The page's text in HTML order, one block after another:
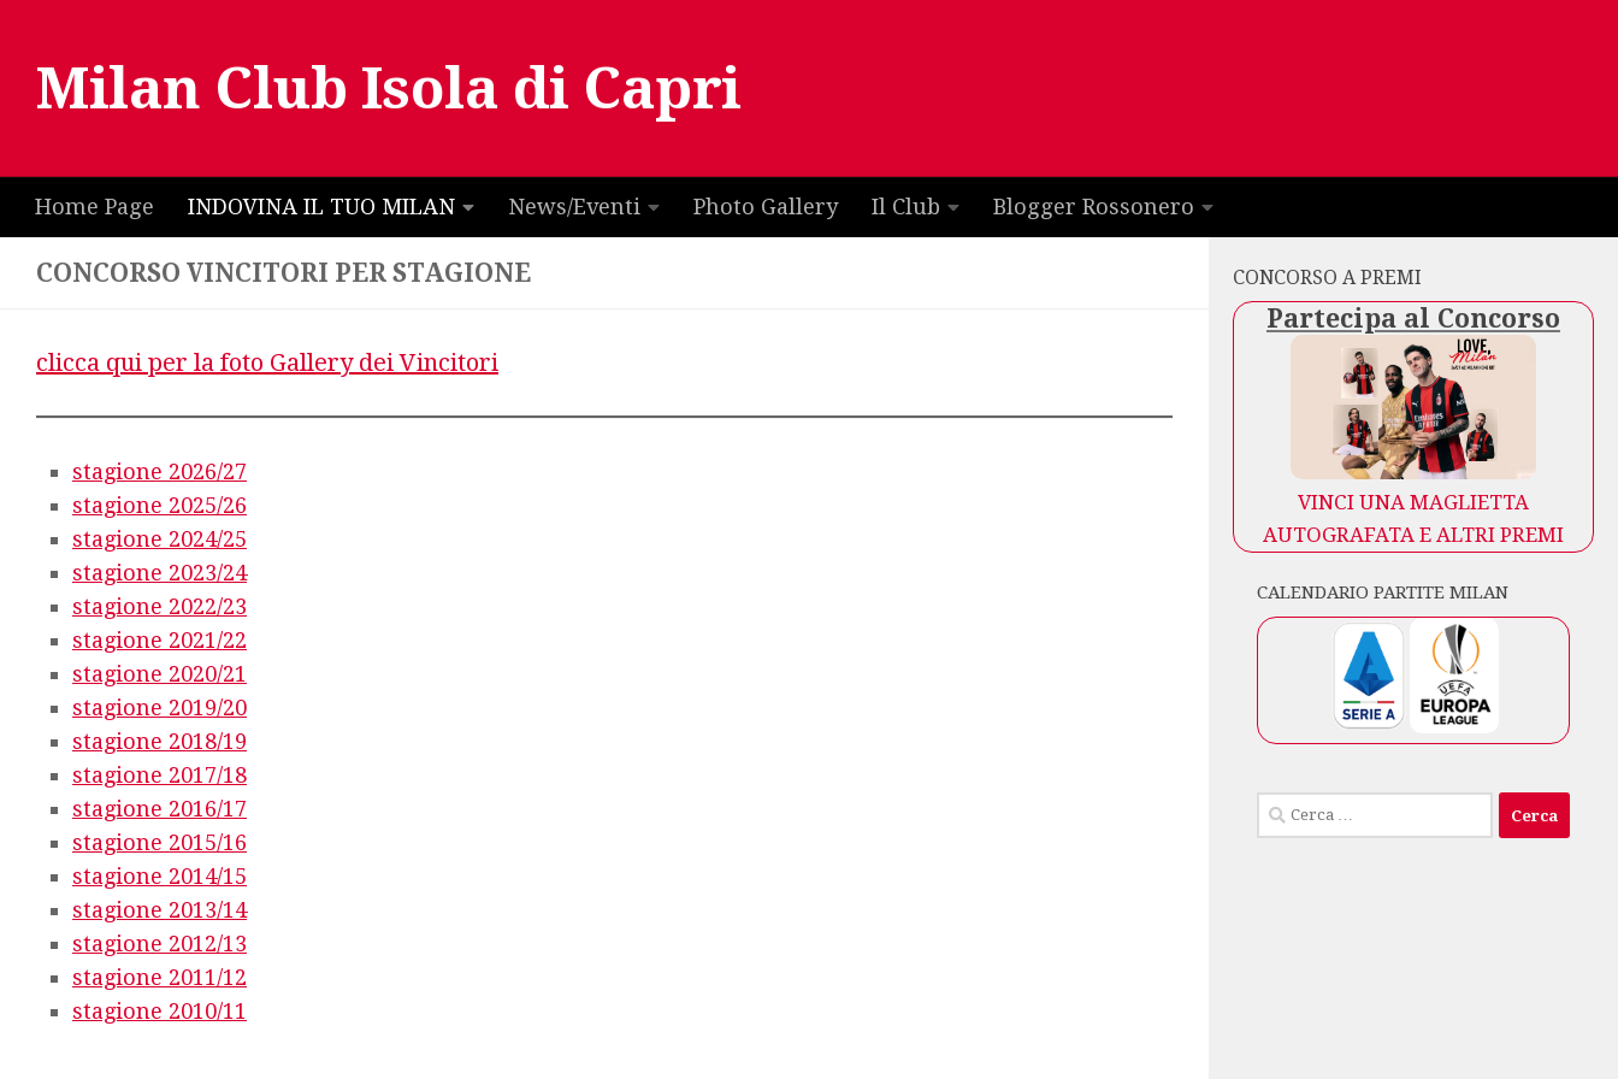
Milan Club Isola di Capri
Home Page INDOVINA IL TUO MILAN News/Eventi Photo Gallery Il Club Blogger Rossonero
CONCORSO VINCITORI PER STAGIONE
clicca qui per la foto Gallery dei Vincitori
stagione 2026/27
stagione 2025/26
stagione 2024/25
stagione 2023/24
stagione 2022/23
stagione 2021/22
stagione 2020/21
stagione 2019/20
stagione 2018/19
stagione 2017/18
stagione 2016/17
stagione 2015/16
stagione 2014/15
stagione 2013/14
stagione 2012/13
stagione 2011/12
stagione 2010/11
CONCORSO A PREMI
Partecipa al Concorso
VINCI UNA MAGLIETTA
AUTOGRAFATA E ALTRI PREMI
CALENDARIO PARTITE MILAN
Ricerca
per: